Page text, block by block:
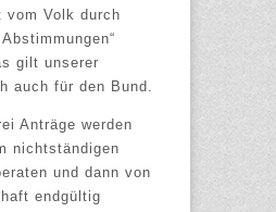
vom Volk durch
gilt unserer
auch für den Bund.
Anträge werden
nichtständigen
und dann von
endgültig